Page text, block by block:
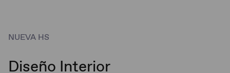
NUEVA HS
Diseño Interior